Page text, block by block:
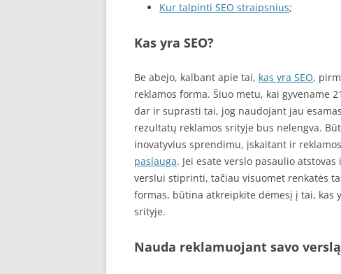
Kur talpinti SEO straipsnius;
Kas yra SEO?
Be abejo, kalbant apie tai, kas yra SEO,
reklamos forma. Šiuo metu, kai gyvename
dar ir suprasti tai, jog naudojant jau
rezultatų reklamos srityje bus nelengva.
inovatyvius sprendimu, įskaitant ir
paslauga. Jei esate verslo pasaulio
verslui stiprinti, tačiau visuomet renkatės
formas, būtina atkreipkite dėmesį į tai, kas
srityje.
Nauda reklamuojant savo verslą